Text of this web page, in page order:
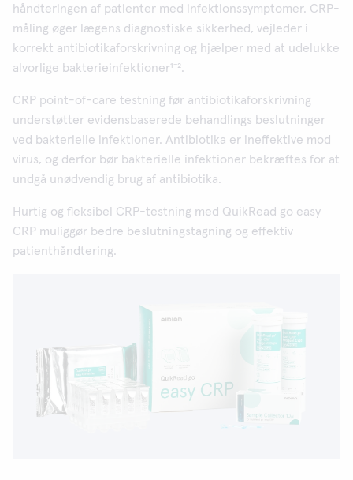
håndteringen af patienter med infektionssymptomer. CRP-
måling øger lægens diagnostiske sikkerhed, vejleder i
korrekt antibiotikaforskrivning og hjælper med at udelukke
alvorlige bakterieinfektioner¹⁻².
CRP point-of-care testning før antibiotikaforskrivning
understøtter evidensbaserede behandlings beslutninger
ved bakterielle infektioner. Antibiotika er ineffektive mod
virus, og derfor bør bakterielle infektioner bekræftes for at
undgå unødvendig brug af antibiotika.
Hurtig og fleksibel CRP-testning med QuikRead go easy
CRP muliggør bedre beslutningstagning og effektiv
patienthåndtering.